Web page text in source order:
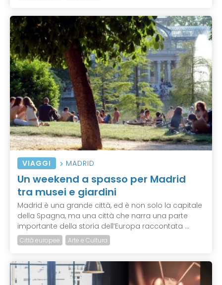
VIAGGI MADRID
Un weekend a spasso per Madrid
tra musei e giardini
Madrid è una grande città, ed è non solo la capitale
della Spagna, ma una città che narra una parte
importante della storia dell’Europa raccontata ...
Città europee Arte e Cultura